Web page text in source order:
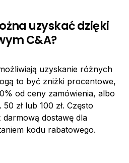
uzyskać dzięki
C&A?
uzyskanie różnych
to być zniżki procentowe,
od ceny zamówienia, albo
zł lub 100 zł. Często
dostawę dla
kodu rabatowego.